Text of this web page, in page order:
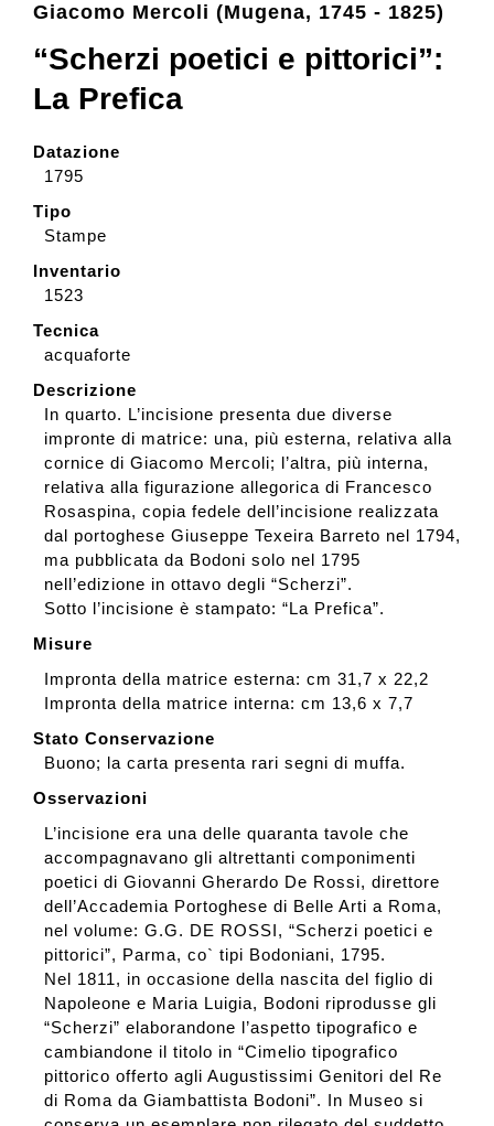
English
Giacomo Mercoli (Mugena, 1745 - 1825)
“Scherzi poetici e pittorici”:
La Prefica
Datazione
1795
Tipo
Stampe
Inventario
1523
Tecnica
acquaforte
Descrizione
In quarto. L’incisione presenta due diverse
impronte di matrice: una, più esterna, relativa alla
cornice di Giacomo Mercoli; l’altra, più interna,
relativa alla figurazione allegorica di Francesco
Rosaspina, copia fedele dell’incisione realizzata
dal portoghese Giuseppe Texeira Barreto nel 1794,
ma pubblicata da Bodoni solo nel 1795
nell’edizione in ottavo degli “Scherzi”.
Sotto l’incisione è stampato: “La Prefica”.
Misure
Impronta della matrice esterna: cm 31,7 x 22,2
Impronta della matrice interna: cm 13,6 x 7,7
Stato Conservazione
Buono; la carta presenta rari segni di muffa.
Osservazioni
L’incisione era una delle quaranta tavole che
accompagnavano gli altrettanti componimenti
poetici di Giovanni Gherardo De Rossi, direttore
dell’Accademia Portoghese di Belle Arti a Roma,
nel volume: G.G. DE ROSSI, “Scherzi poetici e
pittorici”, Parma, co` tipi Bodoniani, 1795.
Nel 1811, in occasione della nascita del figlio di
Napoleone e Maria Luigia, Bodoni riprodusse gli
“Scherzi” elaborandone l’aspetto tipografico e
cambiandone il titolo in “Cimelio tipografico
pittorico offerto agli Augustissimi Genitori del Re
di Roma da Giambattista Bodoni”. In Museo si